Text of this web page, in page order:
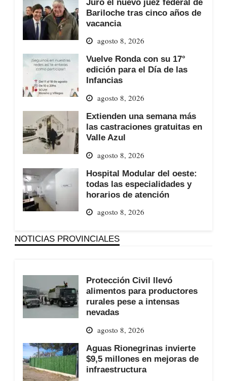
Juró el nuevo juez federal de
Bariloche tras cinco años de
vacancia
agosto 8, 2026
Vuelve Ronda con su 17°
edición para el Día de las
Infancias
agosto 8, 2026
Extienden una semana más
las castraciones gratuitas en
Valle Azul
agosto 8, 2026
Hospital Modular del oeste:
todas las especialidades y
horarios de atención
agosto 8, 2026
NOTICIAS PROVINCIALES
Protección Civil llevó
alimentos para productores
rurales pese a intensas
nevadas
agosto 8, 2026
Aguas Rionegrinas invierte
$9,5 millones en mejoras de
infraestructura